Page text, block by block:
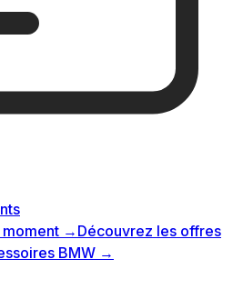
→ Découvrez les offres
BMW →